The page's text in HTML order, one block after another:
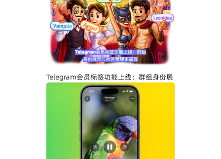
Telegram关闭私聊分享功能详解：增强聊
天隐私与内容保护
Telegram会员标签功能上线：群组身份展
示与社区管理更高效